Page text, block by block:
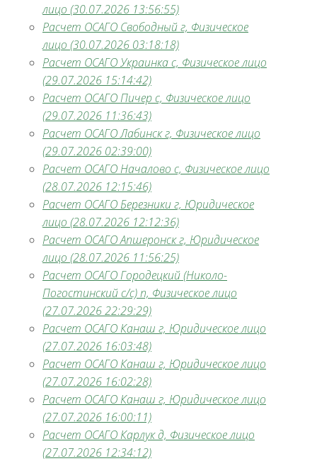
лицо (30.07.2026 13:56:55)
Расчет ОСАГО Свободный г, Физическое
лицо (30.07.2026 03:18:18)
Расчет ОСАГО Украинка с, Физическое лицо
(29.07.2026 15:14:42)
Расчет ОСАГО Пичер с, Физическое лицо
(29.07.2026 11:36:43)
Расчет ОСАГО Лабинск г, Физическое лицо
(29.07.2026 02:39:00)
Расчет ОСАГО Началово с, Физическое лицо
(28.07.2026 12:15:46)
Расчет ОСАГО Березники г, Юридическое
лицо (28.07.2026 12:12:36)
Расчет ОСАГО Апшеронск г, Юридическое
лицо (28.07.2026 11:56:25)
Расчет ОСАГО Городецкий (Николо-
Погостинский с/с) п, Физическое лицо
(27.07.2026 22:29:29)
Расчет ОСАГО Канаш г, Юридическое лицо
(27.07.2026 16:03:48)
Расчет ОСАГО Канаш г, Юридическое лицо
(27.07.2026 16:02:28)
Расчет ОСАГО Канаш г, Юридическое лицо
(27.07.2026 16:00:11)
Расчет ОСАГО Карлук д, Физическое лицо
(27.07.2026 12:34:12)